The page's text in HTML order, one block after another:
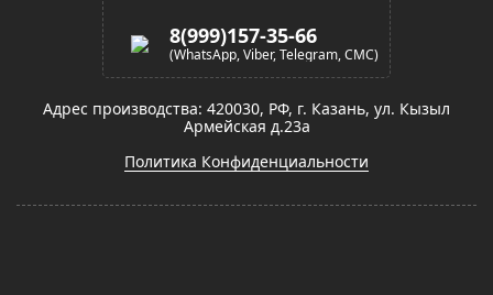
8(999)157-35-66
(WhatsApp, Viber, Telegram, СМС)
Адрес производства: 420030, РФ, г. Казань, ул. Кызыл
Армейская д.23а
Политика Конфиденциальности